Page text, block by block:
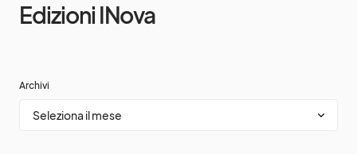
Edizioni INova
Archivi